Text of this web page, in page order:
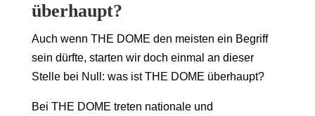
überhaupt?
Auch wenn THE DOME den meisten ein Begriff
sein dürfte, starten wir doch einmal an dieser
Stelle bei Null: was ist THE DOME überhaupt?
Bei THE DOME treten nationale und